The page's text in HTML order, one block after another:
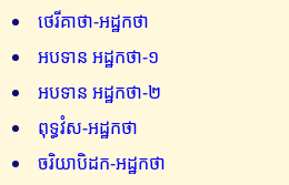
ថេរីគាថា-អដ្ឋកថា
អបទាន អដ្ឋកថា-១
អបទាន អដ្ឋកថា-២
ពុទ្ធវំស-អដ្ឋកថា
ចរិយាបិដក-អដ្ឋកថា